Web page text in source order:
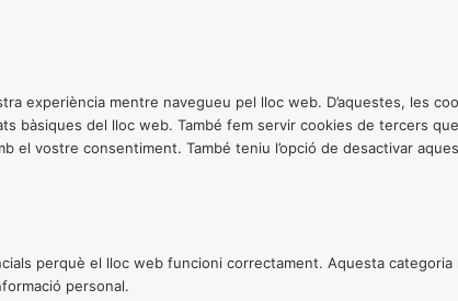
experiència mentre navegueu pel lloc web. D’aquestes, les
bàsiques del lloc web. També fem servir cookies de tercers
el vostre consentiment. També teniu l’opció de desactivar
perquè el lloc web funcioni correctament. Aquesta
personal.